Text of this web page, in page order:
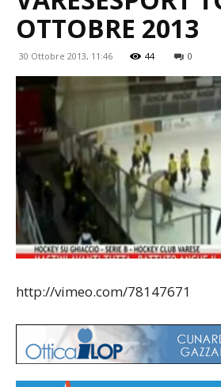
OTTOBRE 2013
30 Ottobre 2013, 11:46 44 0
http://vimeo.com/78147671